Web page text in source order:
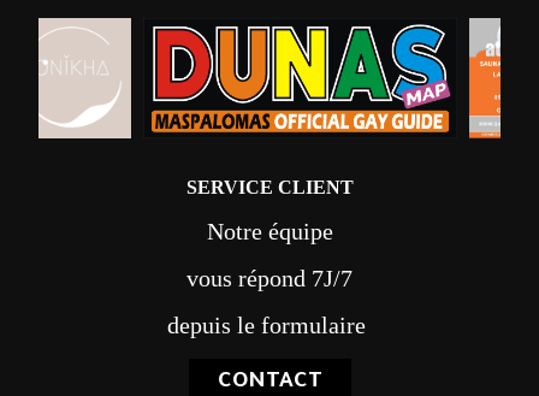
SERVICE CLIENT
Notre équipe
vous répond 7J/7
depuis le formulaire
CONTACT